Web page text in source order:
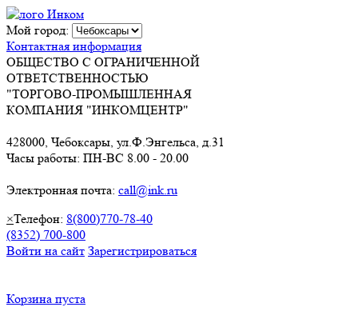
Мой город:
Контактная информация
ОБЩЕСТВО С ОГРАНИЧЕННОЙ
ОТВЕТСТВЕННОСТЬЮ
"ТОРГОВО-ПРОМЫШЛЕННАЯ
КОМПАНИЯ "ИНКОМЦЕНТР"
428000, Чебоксары, ул.Ф.Энгельса, д.31
Часы работы: ПН-ВС 8.00 - 20.00
Электронная почта: call@ink.ru
×Телефон: 8(800)770-78-40
(8352) 700-800
Войти на сайт Зарегистрироваться
Корзина пуста